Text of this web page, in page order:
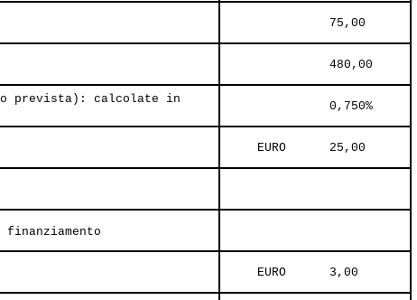
               75,00
               480,00
prevista): calcolate in
               0,750%
     EURO      25,00
     EURO      3,00